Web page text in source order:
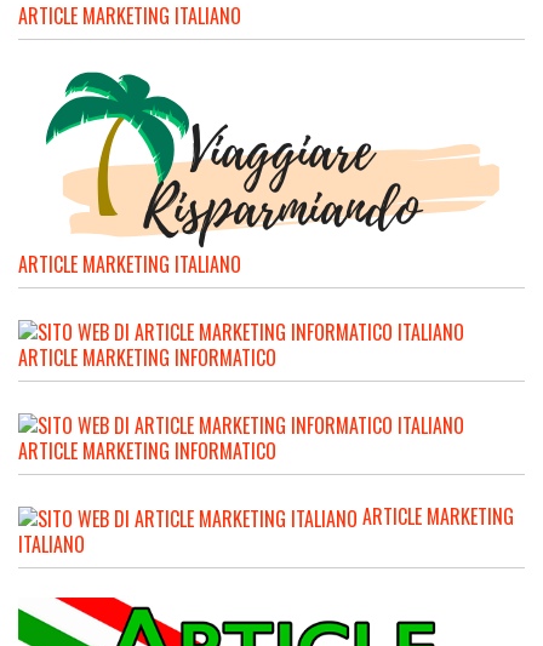
ARTICLE MARKETING ITALIANO
ARTICLE MARKETING ITALIANO
ARTICLE MARKETING INFORMATICO
ARTICLE MARKETING INFORMATICO
ARTICLE MARKETING
ITALIANO